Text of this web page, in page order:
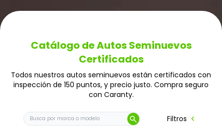
Catálogo de Autos Seminuevos
Certificados
Todos nuestros autos seminuevos están certificados con
inspección de 150 puntos, y precio justo. Compra seguro
con Caranty.
Buscar auto por marca o modelo
search Filtros chevron_left